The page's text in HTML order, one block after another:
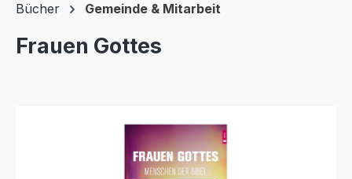
Bücher Gemeinde & Mitarbeit
Frauen Gottes